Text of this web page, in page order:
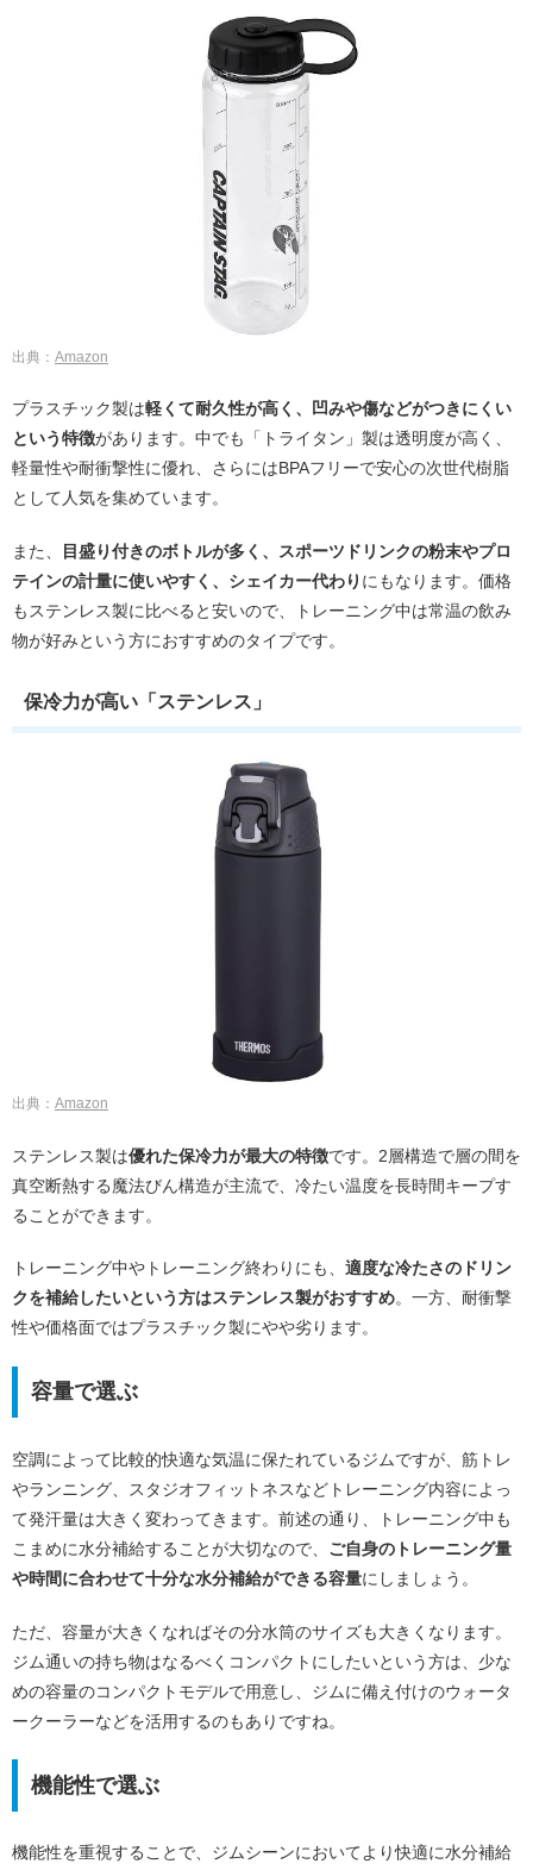
出典： Amazon
プラスチック製は軽くて耐久性が高く、凹みや傷などがつきにくい
という特徴があります。中でも「トライタン」製は透明度が高く、
軽量性や耐衝撃性に優れ、さらにはBPAフリーで安心の次世代樹脂
として人気を集めています。
また、
目盛り付きのボトルが多く、スポーツドリンクの粉末やプロ
テインの計量に使いやすく、シェイカー代わり にもなります。価格
もステンレス製に比べると安いので、トレーニング中は常温の飲み
物が好みという方におすすめのタイプです。
保冷力が高い「ステンレス」
出典： Amazon
ステンレス製は優れた保冷力が最大の特徴です。2層構造で層の間を
真空断熱する魔法びん構造が主流で、冷たい温度を長時間キープす
ることができます。
トレーニング中やトレーニング終わりにも、 適度な冷たさのドリン
クを補給したいという方はステンレス製がおすすめ。一方、耐衝撃
性や価格面ではプラスチック製にやや劣ります。
容量で選ぶ
空調によって比較的快適な気温に保たれているジムですが、筋トレ
やランニング、スタジオフィットネスなどトレーニング内容によっ
て発汗量は大きく変わってきます。前述の通り、トレーニング中も
こまめに水分補給することが大切なので、 ご自身のトレーニング量
や時間に合わせて十分な水分補給ができる容量にしましょう。
ただ、容量が大きくなればその分水筒のサイズも大きくなります。
ジム通いの持ち物はなるべくコンパクトにしたいという方は、少な
めの容量のコンパクトモデルで用意し、ジムに備え付けのウォータ
ークーラーなどを活用するのもありですね。
機能性で選ぶ
機能性を重視することで、ジムシーンにおいてより快適に水分補給